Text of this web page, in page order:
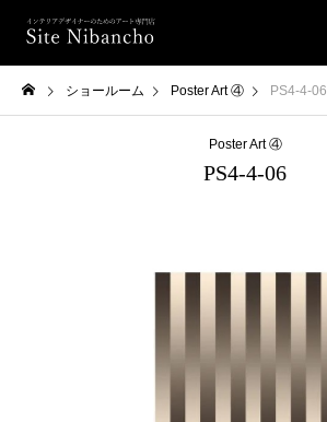
ショールーム Poster Art ④ PS4-4-06
Poster Art ④
PS4-4-06